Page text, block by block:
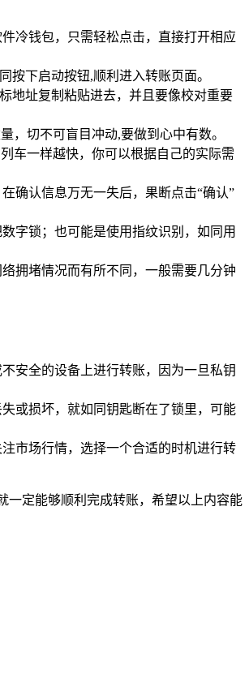
冷钱包，只需轻松点击，直接打开相应
按下启动按钮,顺利进入转账页面。
地址复制粘贴进去，并且要像校对重要
，切不可盲目冲动,要做到心中有数。
车一样越快，你可以根据自己的实际需
确认信息万无一失后，果断点击“确认”
字锁；也可能是使用指纹识别，如同用
拥堵情况而有所不同，一般需要几分钟
安全的设备上进行转账，因为一旦私钥
或损坏，就如同钥匙断在了锁里，可能
市场行情，选择一个合适的时机进行转
一定能够顺利完成转账，希望以上内容能